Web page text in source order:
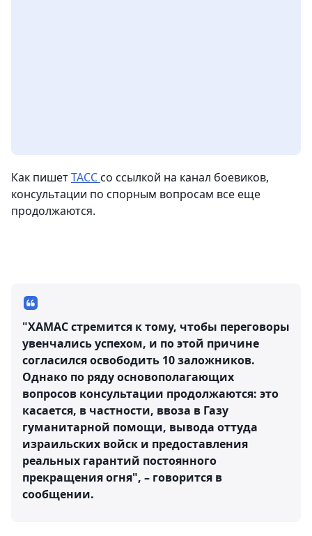
Как пишетТАССсо ссылкой на канал боевиков,
консультации по спорным вопросам все еще
продолжаются.
"ХАМАС стремится к тому, чтобы переговоры
увенчались успехом, и по этой причине
согласился освободить 10 заложников.
Однако по ряду основополагающих
вопросов консультации продолжаются: это
касается, в частности, ввоза в Газу
гуманитарной помощи, вывода оттуда
израильских войск и предоставления
реальных гарантий постоянного
прекращения огня", – говорится в
сообщении.